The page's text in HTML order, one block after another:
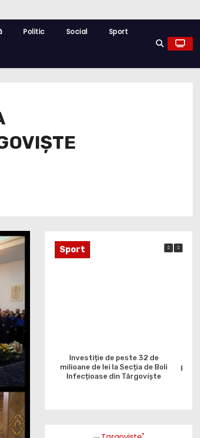
Politic Social Sport
Sport
Investiție de peste 32 de
milioane de lei la Secția de Boli
Infecțioase din Târgoviște